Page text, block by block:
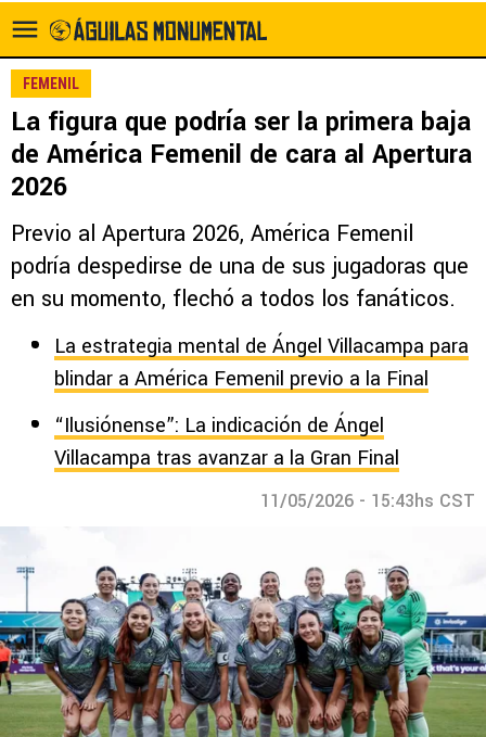
FEMENIL
La figura que podría ser la primera baja
de América Femenil de cara al Apertura
2026
Previo al Apertura 2026, América Femenil
podría despedirse de una de sus jugadoras que
en su momento, flechó a todos los fanáticos.
La estrategia mental de Ángel Villacampa para
blindar a América Femenil previo a la Final
“Ilusiónense”: La indicación de Ángel
Villacampa tras avanzar a la Gran Final
11/05/2026 - 15:43hs CST